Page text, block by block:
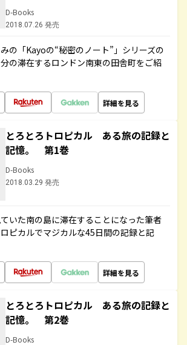
D-Books
2018.07.26 発売
の「Kayoの“秘密のノート”」シリーズの
の滞在するロンドン南東の田舎町をご紹
詳細を見る
とろとろトロピカル ある旅の記録と
記憶。 第1巻
D-Books
2018.03.29 発売
いた南の島に滞在することになった筆者
ピカルでマジカルな45日間の記録と記
詳細を見る
とろとろトロピカル ある旅の記録と
記憶。 第2巻
D-Books